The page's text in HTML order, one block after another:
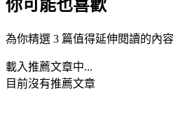
你可能也喜歡
為你精選 3 篇值得延伸閱讀的內容
載入推薦文章中...
目前沒有推薦文章